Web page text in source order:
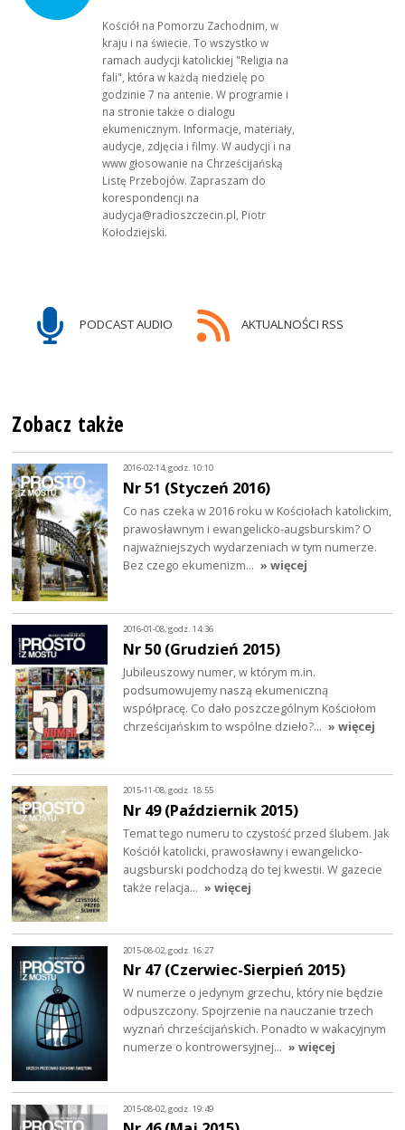
Kościół na Pomorzu Zachodnim, w
kraju i na świecie. To wszystko w
ramach audycji katolickiej "Religia na
fali", która w każdą niedzielę po
godzinie 7 na antenie. W programie i
na stronie także o dialogu
ekumenicznym. Informacje, materiały,
audycje, zdjęcia i filmy. W audycji i na
www głosowanie na Chrześcijańską
Listę Przebojów. Zapraszam do
korespondencji na
audycja@radioszczecin.pl, Piotr
Kołodziejski.
PODCAST AUDIO AKTUALNOŚCI RSS
Zobacz także
2016-02-14, godz. 10:10
Nr 51 (Styczeń 2016)
Co nas czeka w 2016 roku w Kościołach katolickim,
prawosławnym i ewangelicko-augsburskim? O
najważniejszych wydarzeniach w tym numerze.
Bez czego ekumenizm… » więcej
2016-01-08, godz. 14:36
Nr 50 (Grudzień 2015)
Jubileuszowy numer, w którym m.in.
podsumowujemy naszą ekumeniczną
współpracę. Co dało poszczególnym Kościołom
chrześcijańskim to wspólne dzieło?… » więcej
2015-11-08, godz. 18:55
Nr 49 (Październik 2015)
Temat tego numeru to czystość przed ślubem. Jak
Kościół katolicki, prawosławny i ewangelicko-
augsburski podchodzą do tej kwestii. W gazecie
także relacja… » więcej
2015-08-02, godz. 16:27
Nr 47 (Czerwiec-Sierpień 2015)
W numerze o jedynym grzechu, który nie będzie
odpuszczony. Spojrzenie na nauczanie trzech
wyznań chrześcijańskich. Ponadto w wakacyjnym
numerze o kontrowersyjnej… » więcej
2015-08-02, godz. 19:49